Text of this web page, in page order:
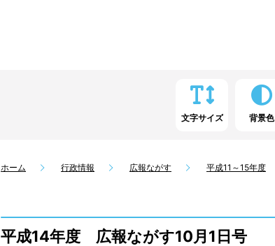
文字サイズ 背景色
ホーム 行政情報 広報ながす 平成11～15年度
平成14年度 広報ながす10月1日号